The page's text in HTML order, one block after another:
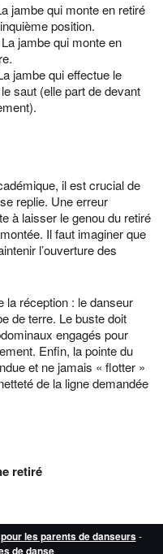
jambe qui monte en retiré
position.
La jambe qui monte en
jambe qui effectue le
saut (elle part de devant
il est crucial de
replie. Une erreur
à laisser le genou du retiré
Il faut imaginer que
l’ouverture des
la réception : le danseur
de terre. Le buste doit
engagés pour
Enfin, la pointe du
et ne jamais « flotter »
de la ligne demandée
retiré
les parents de danseurs-
de danse